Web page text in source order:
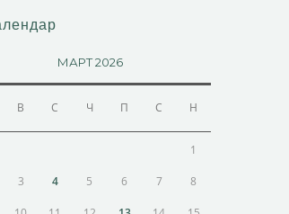
МАРТ 2026
В С Ч П С Н
1
3 4 5 6 7 8